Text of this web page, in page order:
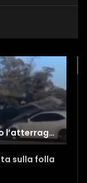
Usa, motore ko: l’impatto dopo l’atterraggio
sulla folla